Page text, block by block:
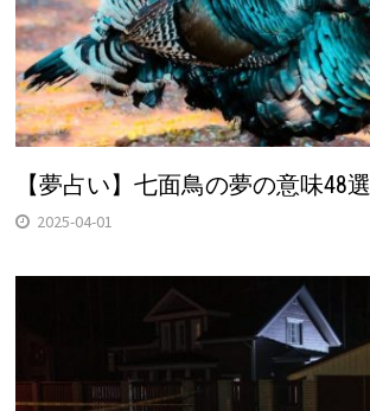
【夢占い】七面鳥の夢の意味48選
2025-04-01